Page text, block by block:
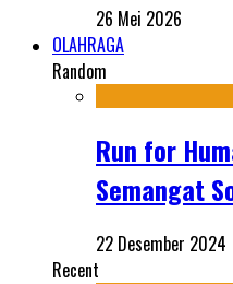
26 Mei 2026
OLAHRAGA
Random
Run for
Semangat
22 Desember 2024
Recent